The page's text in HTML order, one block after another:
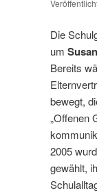
Die
um
Bereits
bewegt,
„Offenen
2005
gewählt,